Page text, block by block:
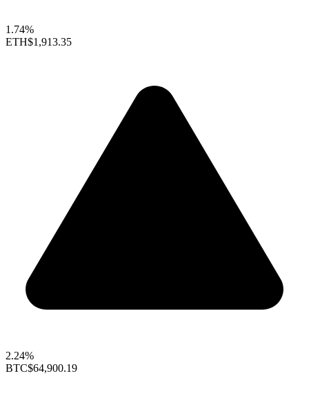
1.74%
ETH$1,913.35
2.24%
BTC$64,900.19